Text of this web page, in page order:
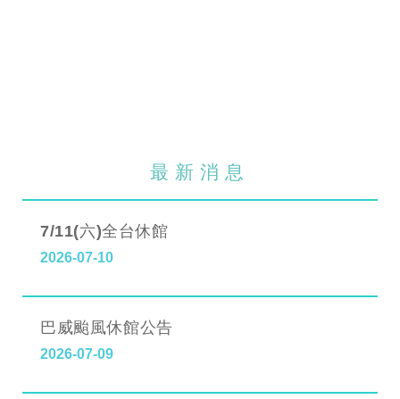
最新消息
7/11(六)全台休館
2026-07-10
巴威颱風休館公告
2026-07-09